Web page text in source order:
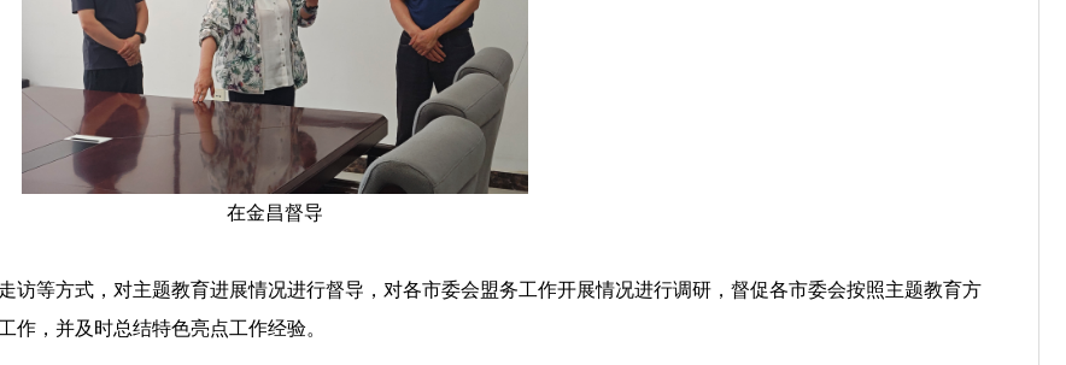
在金昌督导
访等方式，对主题教育进展情况进行督导，对各市委会盟务工作开展情况进行调研，督促各市委会按照主题教育方
作，并及时总结特色亮点工作经验。